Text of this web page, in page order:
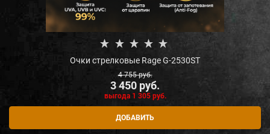
Очки стрелковые Rage G-2530ST
4 755 руб.
3 450 руб.
выгода 1 305 руб.
ДОБАВИТЬ